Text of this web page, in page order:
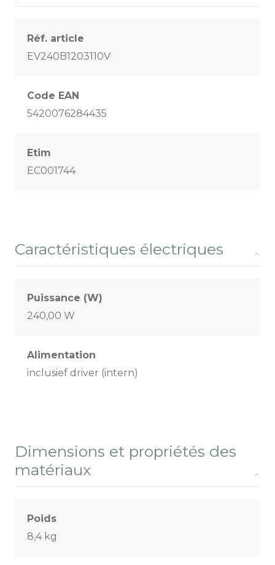
Réf. article
EV240B1203110V
Code EAN
5420076284435
Etim
EC001744
Caractéristiques électriques
Puissance (W)
240,00 W
Alimentation
inclusief driver (intern)
Dimensions et propriétés des
matériaux
Poids
8,4 kg